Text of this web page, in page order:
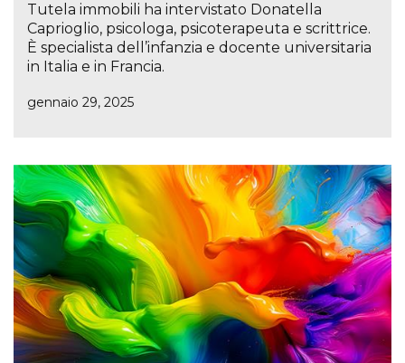
Tutela immobili ha intervistato Donatella
Caprioglio, psicologa, psicoterapeuta e scrittrice.
È specialista dell’infanzia e docente universitaria
in Italia e in Francia.
gennaio 29, 2025